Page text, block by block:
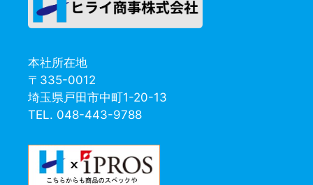
本社所在地
〒335-0012
埼玉県戸田市中町1-20-13
TEL. 048-443-9788